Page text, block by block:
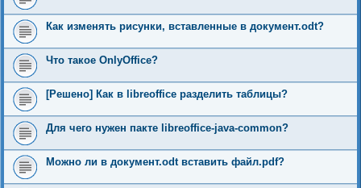
Как изменять рисунки, вставленные в документ.odt?
Что такое OnlyOffice?
[Решено] Как в libreoffice разделить таблицы?
Для чего нужен пакте libreoffice-java-common?
Можно ли в документ.odt вставить файл.pdf?